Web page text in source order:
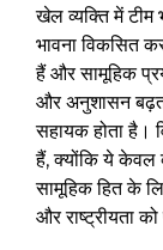
खेल व्यक्ति में टीम
भावना विकसित
हैं और सामूहिक
और अनुशासन
सहायक होता है।
हैं, क्योंकि ये केवल
सामूहिक हित के
और राष्ट्रीयता